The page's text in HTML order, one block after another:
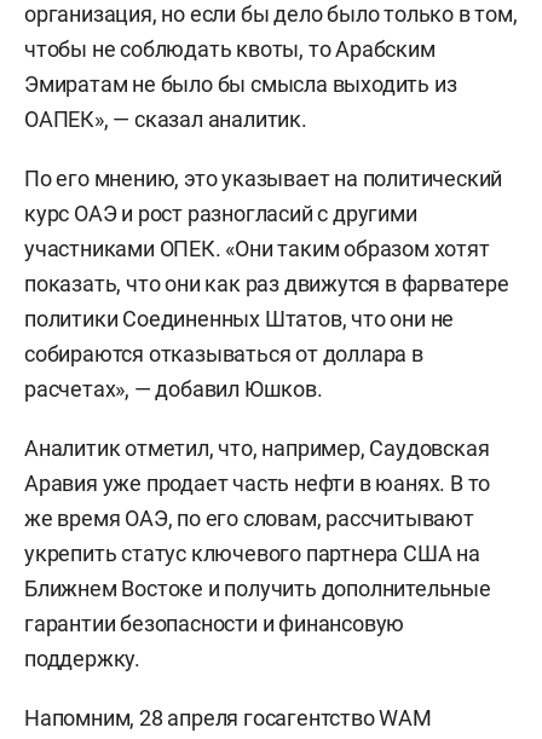
организация, но если бы дело было только в том,
чтобы не соблюдать квоты, то Арабским
Эмиратам не было бы смысла выходить из
ОАПЕК», — сказал аналитик.
По его мнению, это указывает на политический
курс ОАЭ и рост разногласий с другими
участниками ОПЕК. «Они таким образом хотят
показать, что они как раз движутся в фарватере
политики Соединенных Штатов, что они не
собираются отказываться от доллара в
расчетах», — добавил Юшков.
Аналитик отметил, что, например, Саудовская
Аравия уже продает часть нефти в юанях. В то
же время ОАЭ, по его словам, рассчитывают
укрепить статус ключевого партнера США на
Ближнем Востоке и получить дополнительные
гарантии безопасности и финансовую
поддержку.
Напомним, 28 апреля госагентство WAM